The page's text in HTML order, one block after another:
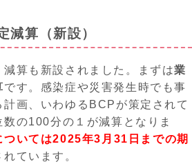
減算（新設）
算も新設されました。 まずは業
です。感染症や災害発生時でも事
計画、いわゆる BCPが策定されて
数の100分の１が減算となりま
ついては2025年3月31日までの期
れています 。